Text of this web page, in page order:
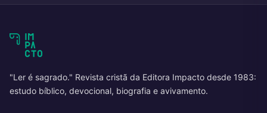
"Ler é sagrado." Revista cristã da Editora Impacto desde 1983:
estudo bíblico, devocional, biografia e avivamento.